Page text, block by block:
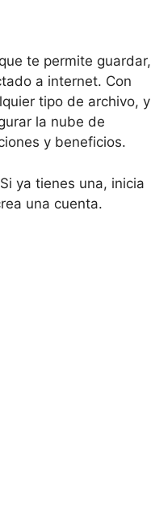
te permite guardar,
a internet. Con
tipo de archivo, y
la nube de
y beneficios.
ya tienes una, inicia
una cuenta.